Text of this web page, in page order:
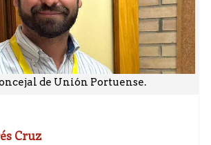
de Unión Portuense.
Cruz